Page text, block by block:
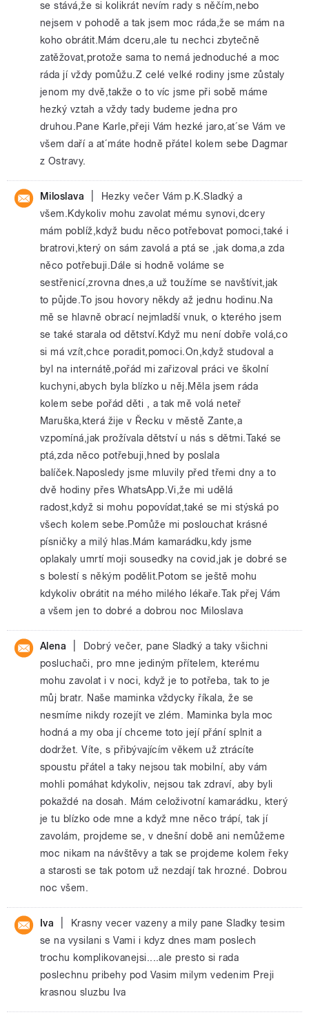
se stává,že si kolikrát nevím rady s něčím,nebo
nejsem v pohodě a tak jsem moc ráda,že se mám na
koho obrátit.Mám dceru,ale tu nechci zbytečně
zatěžovat,protože sama to nemá jednoduché a moc
ráda jí vždy pomůžu.Z celé velké rodiny jsme zůstaly
jenom my dvě,takže o to víc jsme při sobě máme
hezký vztah a vždy tady budeme jedna pro
druhou.Pane Karle,přeji Vám hezké jaro,at´se Vám ve
všem daří a at´máte hodně přátel kolem sebe Dagmar
z Ostravy.
Miloslava
Hezky večer Vám p.K.Sladký a
všem.Kdykoliv mohu zavolat mému synovi,dcery
mám poblíž,když budu něco potřebovat pomoci,také i
bratrovi,který on sám zavolá a ptá se ,jak doma,a zda
něco potřebuji.Dále si hodně voláme se
sestřenicí,zrovna dnes,a už toužíme se navštívit,jak
to půjde.To jsou hovory někdy až jednu hodinu.Na
mě se hlavně obrací nejmladší vnuk, o kterého jsem
se také starala od dětství.Když mu není dobře volá,co
si má vzít,chce poradit,pomoci.On,když studoval a
byl na internátě,pořád mi zařizoval práci ve školní
kuchyni,abych byla blízko u něj.Měla jsem ráda
kolem sebe pořád děti , a tak mě volá neteř
Maruška,která žije v Řecku v městě Zante,a
vzpomíná,jak prožívala dětství u nás s dětmi.Také se
ptá,zda něco potřebuji,hned by poslala
balíček.Naposledy jsme mluvily před třemi dny a to
dvě hodiny přes WhatsApp.Vi,že mi udělá
radost,když si mohu popovídat,také se mi stýská po
všech kolem sebe.Pomůže mi poslouchat krásné
písničky a milý hlas.Mám kamarádku,kdy jsme
oplakaly umrtí moji sousedky na covid,jak je dobré se
s bolestí s někým podělit.Potom se ještě mohu
kdykoliv obrátit na mého milého lékaře.Tak přej Vám
a všem jen to dobré a dobrou noc Miloslava
Alena
Dobrý večer, pane Sladký a taky všichni
posluchači, pro mne jediným přítelem, kterému
mohu zavolat i v noci, když je to potřeba, tak to je
můj bratr. Naše maminka vždycky říkala, že se
nesmíme nikdy rozejít ve zlém. Maminka byla moc
hodná a my oba jí chceme toto její přání splnit a
dodržet. Víte, s přibývajícím věkem už ztrácíte
spoustu přátel a taky nejsou tak mobilní, aby vám
mohli pomáhat kdykoliv, nejsou tak zdraví, aby byli
pokaždé na dosah. Mám celoživotní kamarádku, který
je tu blízko ode mne a když mne něco trápí, tak jí
zavolám, projdeme se, v dnešní době ani nemůžeme
moc nikam na návštěvy a tak se projdeme kolem řeky
a starosti se tak potom už nezdají tak hrozné. Dobrou
noc všem.
Iva
Krasny vecer vazeny a mily pane Sladky tesim
se na vysilani s Vami i kdyz dnes mam poslech
trochu komplikovanejsi....ale presto si rada
poslechnu pribehy pod Vasim milym vedenim Preji
krasnou sluzbu Iva